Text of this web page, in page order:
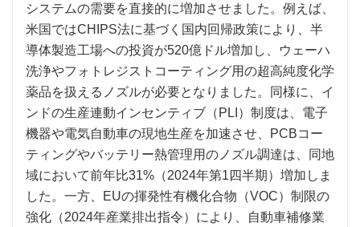
システムの需要を直接的に増加させました。例えば、
米国ではCHIPS法に基づく国内回帰政策により、半
導体製造工場への投資が520億ドル増加し、ウェーハ
洗浄やフォトレジストコーティング用の超高純度化学
薬品を扱えるノズルが必要となりました。同様に、イ
ンドの生産連動インセンティブ（PLI）制度は、電子
機器や電気自動車の現地生産を加速させ、PCBコー
ティングやバッテリー熱管理用のノズル調達は、同地
域において前年比31%（2024年第1四半期）増加しま
した。一方、EUの揮発性有機化合物（VOC）制限の
強化（2024年産業排出指令）により、自動車補修業